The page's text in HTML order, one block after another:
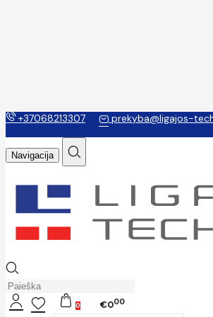
+37068213307 prekyba@ligajos-
Navigacija
0 €000